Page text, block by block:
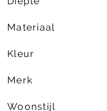
Materiaal
Kleur
Merk
Woonstijl